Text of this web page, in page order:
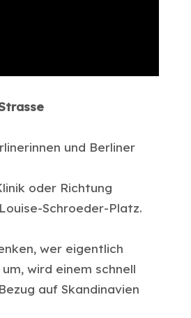
und Berliner
oder Richtung
Schroeder-Platz.
wer eigentlich
wird einem schnell
auf Skandinavien